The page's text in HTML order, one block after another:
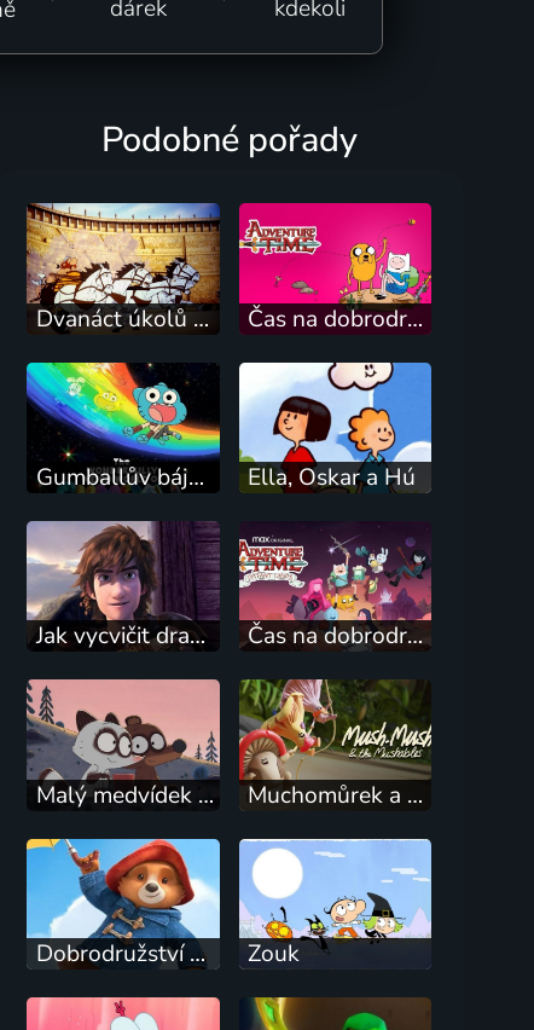
dárek kdekoli
Podobné pořady
Dvanáct úkolů pro Asterixe Čas na dobrodružství
Gumballův báječně potrhlý svět Ella, Oskar a Hú
Jak vycvičit draky: Závod na hřeben Čas na dobrodružství: Daleké kraje
Malý medvídek Pompon Muchomůrek a Muchlíci
Dobrodružství medvídka Paddingtona Zouk